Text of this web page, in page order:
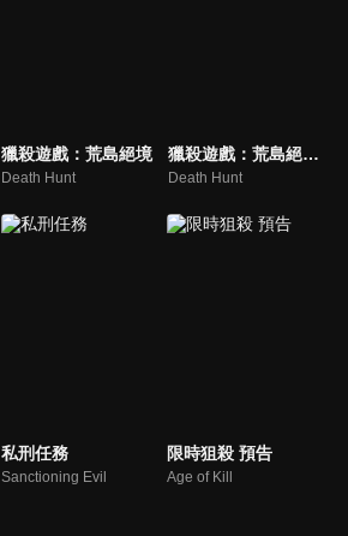
獵殺遊戲：荒島絕境
Death Hunt
獵殺遊戲：荒島絕境 預告
Death Hunt
私刑任務
Sanctioning Evil
限時狙殺 預告
Age of Kill